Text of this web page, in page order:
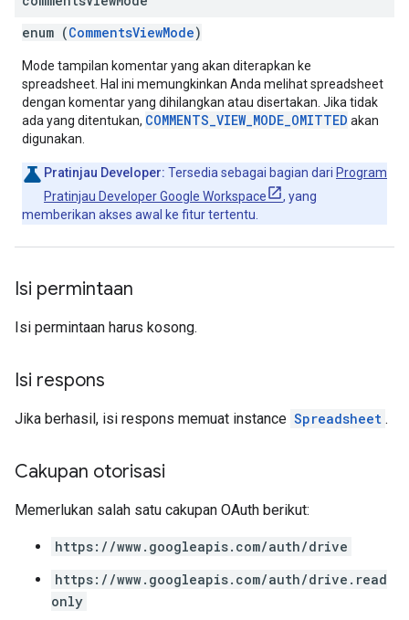
enum (CommentsViewMode)
Mode tampilan komentar yang akan diterapkan ke
spreadsheet. Hal ini memungkinkan Anda melihat spreadsheet
dengan komentar yang dihilangkan atau disertakan. Jika tidak
ada yang ditentukan, COMMENTS_VIEW_MODE_OMITTED akan
digunakan.
Pratinjau Developer: Tersedia sebagai bagian dari Program
Pratinjau Developer Google Workspace
, yang
memberikan akses awal ke fitur tertentu.
Isi permintaan
Isi permintaan harus kosong.
Isi respons
Jika berhasil, isi respons memuat instance Spreadsheet .
Cakupan otorisasi
Memerlukan salah satu cakupan OAuth berikut:
https://www.googleapis.com/auth/drive
https://www.googleapis.com/auth/drive.read
only